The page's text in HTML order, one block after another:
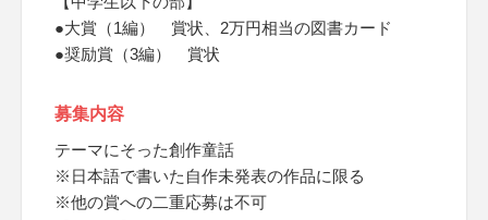
●大賞（1編） 賞状、2万円相当の図書カード
●奨励賞（3編） 賞状
募集内容
テーマにそった創作童話
※日本語で書いた自作未発表の作品に限る
※他の賞への二重応募は不可